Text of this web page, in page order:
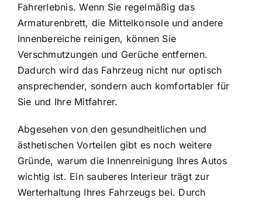
Fahrerlebnis. Wenn Sie regelmäßig das
Armaturenbrett, die Mittelkonsole und andere
Innenbereiche reinigen, können Sie
Verschmutzungen und Gerüche entfernen.
Dadurch wird das Fahrzeug nicht nur optisch
ansprechender, sondern auch komfortabler für
Sie und Ihre Mitfahrer.
Abgesehen von den gesundheitlichen und
ästhetischen Vorteilen gibt es noch weitere
Gründe, warum die Innenreinigung Ihres Autos
wichtig ist. Ein sauberes Interieur trägt zur
Werterhaltung Ihres Fahrzeugs bei. Durch